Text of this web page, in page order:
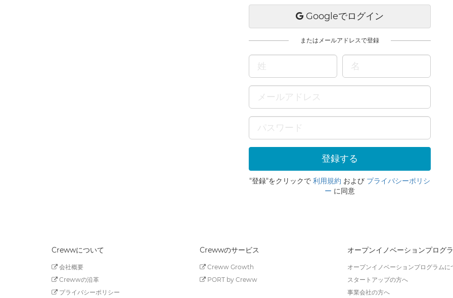
Googleでログイン
またはメールアドレスで登録
"登録"をクリックで 利用規約 および プライバシーポリシ
ー に同意
Crewwについて
会社概要
Crewwの沿革
プライバシーポリシー
Crewwのサービス
Creww Growth
PORT by Creww
オープンイノベーションプログ
オープンイノベーションプログラムに
スタートアップの方へ
事業会社の方へ